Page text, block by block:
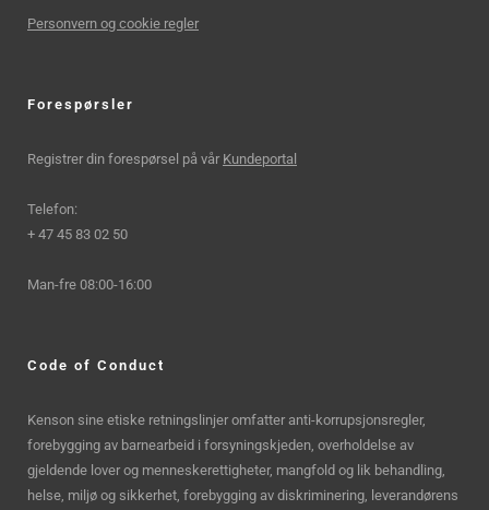
Personvern og cookie regler
Forespørsler
Registrer din forespørsel på vår Kundeportal
Telefon:
+ 47 45 83 02 50
Man-fre 08:00-16:00
Code of Conduct
Kenson sine etiske retningslinjer omfatter anti-korrupsjonsregler,
forebygging av barnearbeid i forsyningskjeden, overholdelse av
gjeldende lover og menneskerettigheter, mangfold og lik behandling,
helse, miljø og sikkerhet, forebygging av diskriminering, leverandørens